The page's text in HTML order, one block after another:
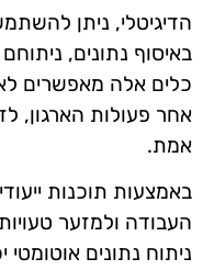
הדיגיטלי, ניתן
באיסוף נתונים, ניתוחם
כלים אלה מאפשרים
אחר פעולות הארגון,
אמת.
באמצעות תוכנות
העבודה ולמזער
ניתוח נתונים אוטומטי